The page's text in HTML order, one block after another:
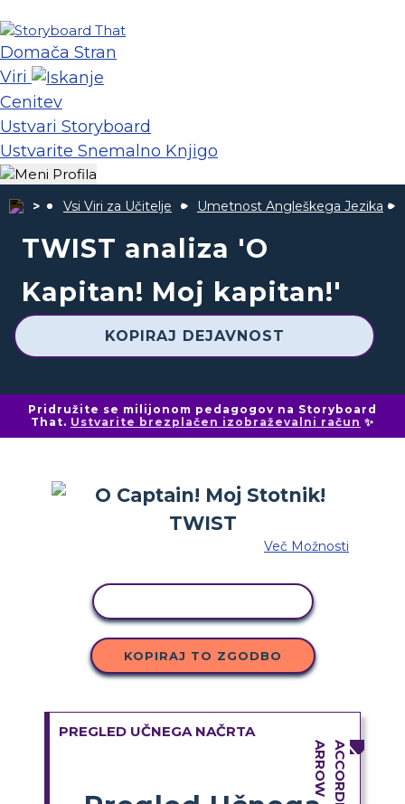
Domača Stran
Viri
Cenitev
Ustvari Storyboard
Ustvarite Snemalno Knjigo
Vsi Viri za Učitelje Umetnost Angleškega Jezika
TWIST analiza 'O
Kapitan! Moj kapitan!'
KOPIRAJ DEJAVNOST
Pridružite se milijonom pedagogov na Storyboard
That. Ustvarite brezplačen izobraževalni račun ✨
Več Možnosti
KOPIRAJ TO ZGODBO
PREGLED UČNEGA NAČRTA